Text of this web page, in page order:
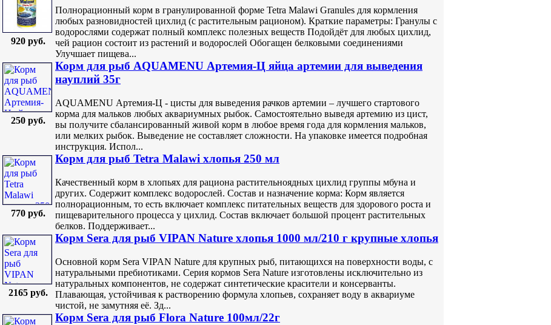
920 руб.
Полнорационный корм в гранулированной форме Tetra Malawi Granules для кормления
любых разновидностей цихлид (с растительным рационом). Краткие параметры: Гранулы с
водорослями содержат полный комплекс полезных веществ Подойдёт для любых цихлид,
чей рацион состоит из растений и водорослей Обогащен белковыми соединениями
Улучшает пищева...
250 руб.
Корм для рыб AQUAMENU Артемия-Ц яйца артемии для выведения
науплий 35г
AQUAMENU Артемия-Ц - цисты для выведения рачков артемии – лучшего стартового
корма для мальков любых аквариумных рыбок. Самостоятельно выведя артемию из цист,
вы получите сбалансированный живой корм в любое время года для кормления мальков,
или мелких рыбок. Выведение не составляет сложности. На упаковке имеется подробная
инструкция. Испол...
770 руб.
Корм для рыб Tetra Malawi хлопья 250 мл
Качественный корм в хлопьях для рациона растительноядных цихлид группы мбуна и
других. Содержит комплекс водорослей. Состав и назначение корма: Корм является
полнорационным, то есть включает комплекс питательных веществ для здорового роста и
пищеварительного процесса у цихлид. Состав включает большой процент растительных
белков. Поддерживает...
2165 руб.
Корм Sera для рыб VIPAN Nature xлопья 1000 мл/210 г крупные xлопья
Основной корм Sera VIPAN Nature для крупных рыб, питающихся на поверхности воды, с
натуральными пребиотиками. Серия кормов Sera Nature изготовлены исключительно из
натуральных компонентов, не содержат синтетические красители и консерванты.
Плавающая, устойчивая к растворению формула хлопьев, сохраняет воду в аквариуме
чистой, не замутняя её. Зд...
Корм Sera для рыб Flora Nature 100мл/22г